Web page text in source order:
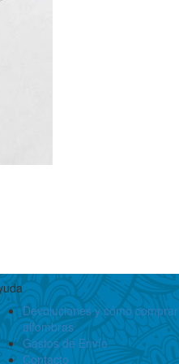
Devoluciones y cómo comprar
alfombras
Gastos de Envío
Contacto